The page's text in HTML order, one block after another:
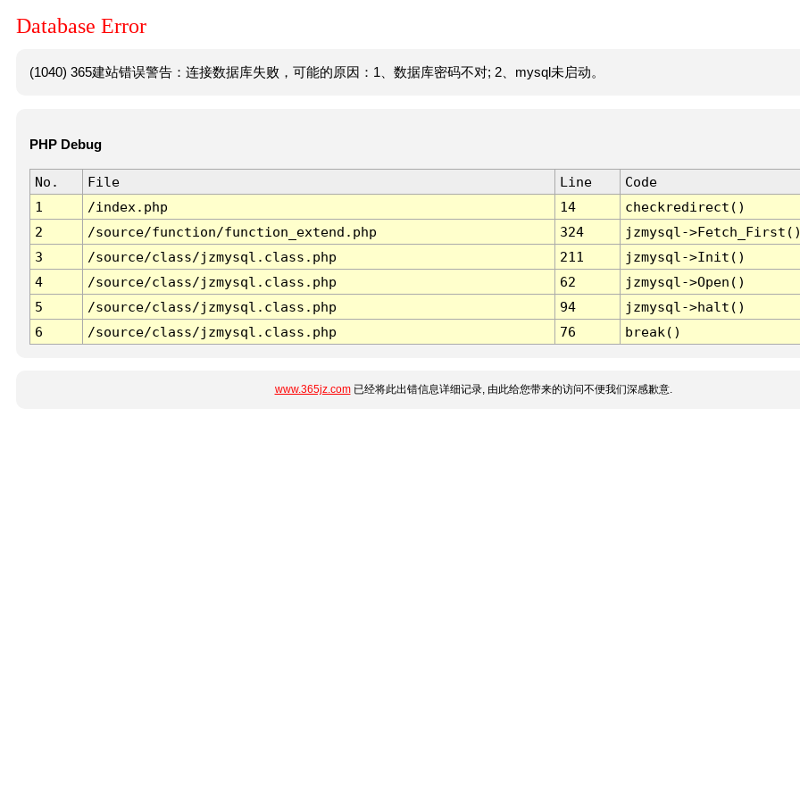
Database Error
(1040) 365建站错误警告：连接数据库失败，可能的原因：1、数据库密码不对; 2、mysql未启动。
PHP Debug
No. File Line
Code
1
/index.php 14
checkredirect()
2
/source/function/function_extend.php 324
jzmysql-
3
/source/class/jzmysql.class.php 211
jzmysql->Init()
4
/source/class/jzmysql.class.php 62
jzmysql->Open()
5
/source/class/jzmysql.class.php 94
jzmysql->halt()
6
/source/class/jzmysql.class.php 76 break()
www.365jz.com已经将此出错信息详细记录, 由此给您带来的访问不便我们深感歉意.